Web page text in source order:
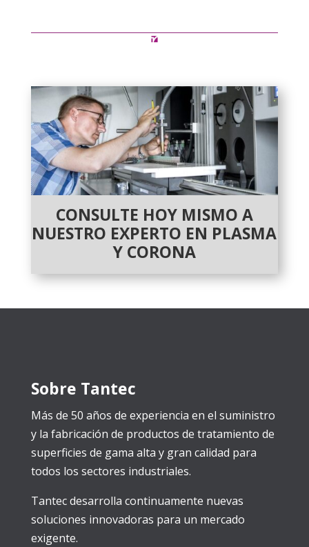
CONSULTE HOY MISMO A
NUESTRO EXPERTO EN PLASMA
Y CORONA
Sobre Tantec
Más de 50 años de experiencia en el suministro
y la fabricación de productos de tratamiento de
superficies de gama alta y gran calidad para
todos los sectores industriales.
Tantec desarrolla continuamente nuevas
soluciones innovadoras para un mercado
exigente.